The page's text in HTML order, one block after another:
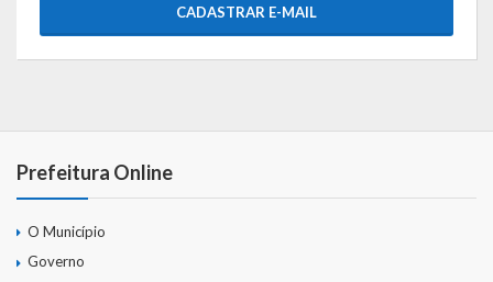
CADASTRAR E-MAIL
Prefeitura Online
O Município
Governo